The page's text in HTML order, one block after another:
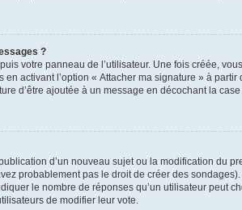
?
votre panneau de l’utilisateur. Une fois créée,
activant l’option « Attacher ma signature » à
d’être ajoutée à un message en décochant la case
d’un nouveau sujet ou la modification du
probablement pas le droit de créer des
le nombre de réponses qu’un utilisateur peut
de modifier leur vote.